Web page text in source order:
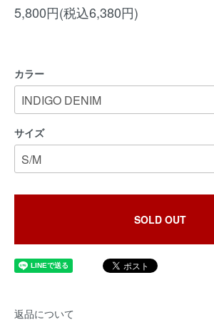
5,800円(税込6,380円)
カラー
サイズ
SOLD OUT
返品について